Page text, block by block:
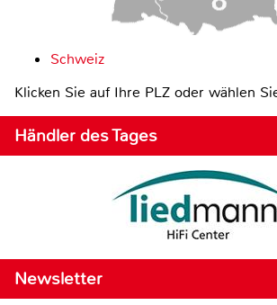
Schweiz
Klicken Sie auf Ihre PLZ oder wählen
Händler des Tages
Newsletter